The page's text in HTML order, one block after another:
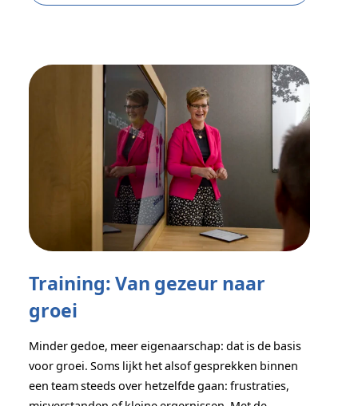
Training: Van gezeur naar
groei
Minder gedoe, meer eigenaarschap: dat is de basis
voor groei. Soms lijkt het alsof gesprekken binnen
een team steeds over hetzelfde gaan: frustraties,